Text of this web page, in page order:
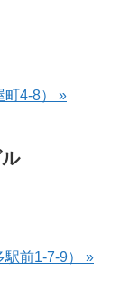
町4-8） »
駅前1-7-9） »